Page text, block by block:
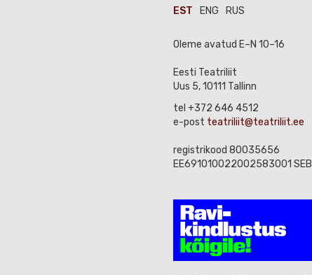
EST ENG RUS
Oleme avatud E–N 10–16
Eesti Teatriliit
Uus 5, 10111 Tallinn
tel +372 646 4512
e-post teatriliit@teatriliit.ee
registrikood 80035656
EE691010022002583001 SEB